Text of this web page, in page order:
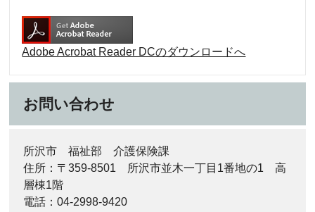
Adobe Acrobat Reader DCのダウンロードへ
お問い合わせ
所沢市 福祉部 介護保険課
住所：〒359-8501 所沢市並木一丁目1番地の1 高
層棟1階
電話：04-2998-9420